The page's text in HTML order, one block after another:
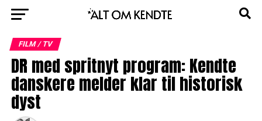
FILM / TV
DR med spritnyt program: Kendte
danskere melder klar til historisk
dyst